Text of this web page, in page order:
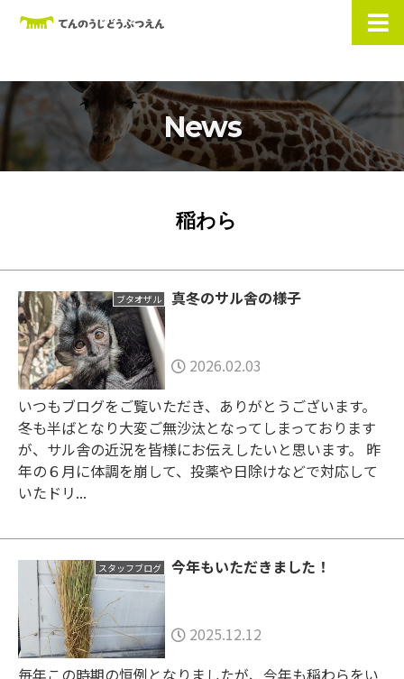
News
稲わら
ブタオザル 真冬のサル舎の様子
2026.02.03
いつもブログをご覧いただき、ありがとうございます。
冬も半ばとなり大変ご無沙汰となってしまっております
が、サル舎の近況を皆様にお伝えしたいと思います。 昨
年の６月に体調を崩して、投薬や日除けなどで対応して
いたドリ...
スタッフブログ 今年もいただきました！
2025.12.12
毎年この時期の恒例となりましたが、今年も稲わらをい